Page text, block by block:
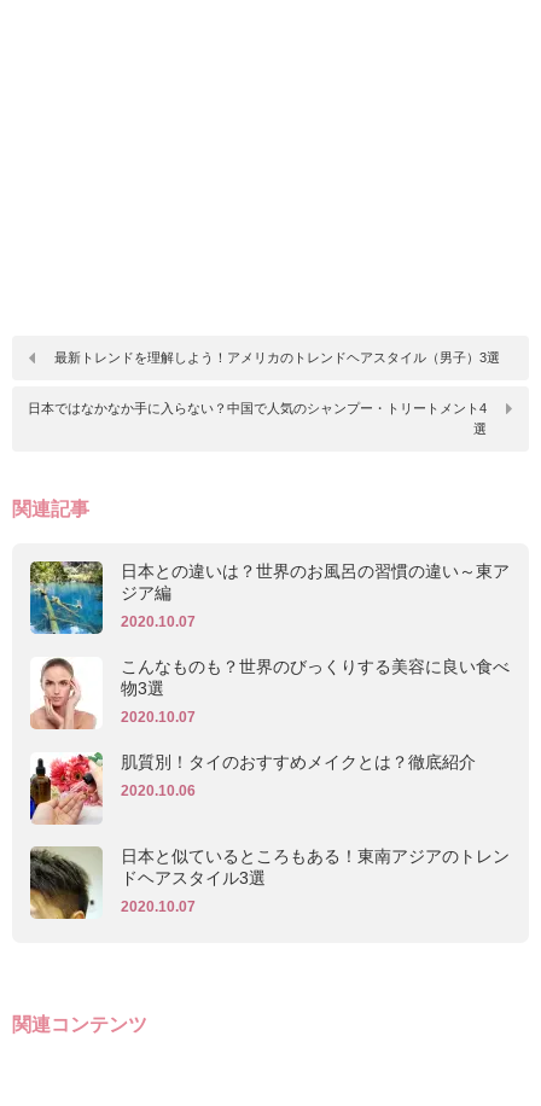
最新トレンドを理解しよう！アメリカのトレンドヘアスタイル（男子）3選
日本ではなかなか手に入らない？中国で人気のシャンプー・トリートメント4
選
関連記事
日本との違いは？世界のお風呂の習慣の違い～東ア
ジア編
2020.10.07
こんなものも？世界のびっくりする美容に良い食べ
物3選
2020.10.07
肌質別！タイのおすすめメイクとは？徹底紹介
2020.10.06
日本と似ているところもある！東南アジアのトレン
ドヘアスタイル3選
2020.10.07
関連コンテンツ